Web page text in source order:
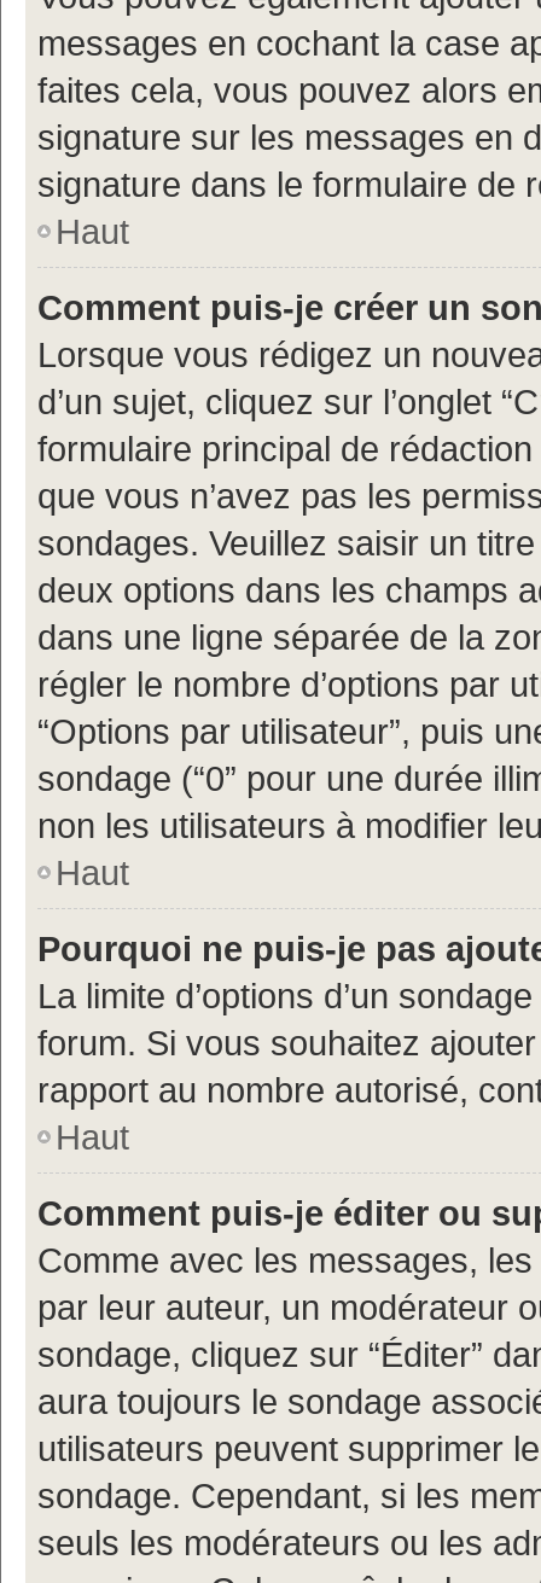
messages en cochant la case
faites cela, vous pouvez alors
signature sur les messages en
signature dans le formulaire de
Haut
Comment puis-je créer un
Lorsque vous rédigez un
d’un sujet, cliquez sur l’onglet
formulaire principal de
que vous n’avez pas les
sondages. Veuillez saisir un
deux options dans les champs
dans une ligne séparée de la
régler le nombre d’options par
“Options par utilisateur”, puis
sondage (“0” pour une durée
non les utilisateurs à modifier
Haut
Pourquoi ne puis-je pas
La limite d’options d’un
forum. Si vous souhaitez
rapport au nombre autorisé,
Haut
Comment puis-je éditer ou
Comme avec les messages,
par leur auteur, un modérateur
sondage, cliquez sur “Éditer”
aura toujours le sondage
utilisateurs peuvent supprimer
sondage. Cependant, si les
seuls les modérateurs ou les